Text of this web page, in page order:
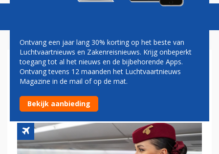
PERSONEEL QATAR AIRWAYS
KAN FLUITEN NAAR BONUS
ONDANKS WINST
Ontvang een jaar lang 30% korting op het beste van
Luchtvaartnieuws en Zakenreisnieuws. Krijg onbeperkt
toegang tot al het nieuws en de bijbehorende Apps.
Ontvang tevens 12 maanden het Luchtvaartnieuws
Magazine in de mail of op de mat.
Bekijk aanbieding